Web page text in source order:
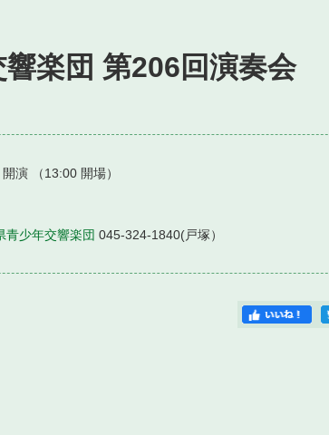
楽団 第206回演奏会
開演 （13:00 開場）
青少年交響楽団 045-324-1840(戸塚）